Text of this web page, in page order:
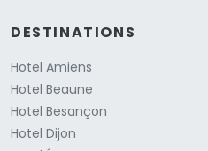
DESTINATIONS
Hotel Amiens
Hotel Beaune
Hotel Besançon
Hotel Dijon